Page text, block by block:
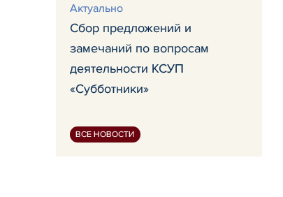
Актуально
Сбор предложений и
замечаний по вопросам
деятельности КСУП
«Субботники»
ВСЕ НОВОСТИ